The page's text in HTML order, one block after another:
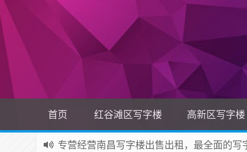
首页 红谷滩区写字楼 高新区写字楼
专营经营南昌写字楼出售出租，最全面的写